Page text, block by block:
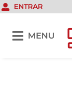
ENTRAR
MENU